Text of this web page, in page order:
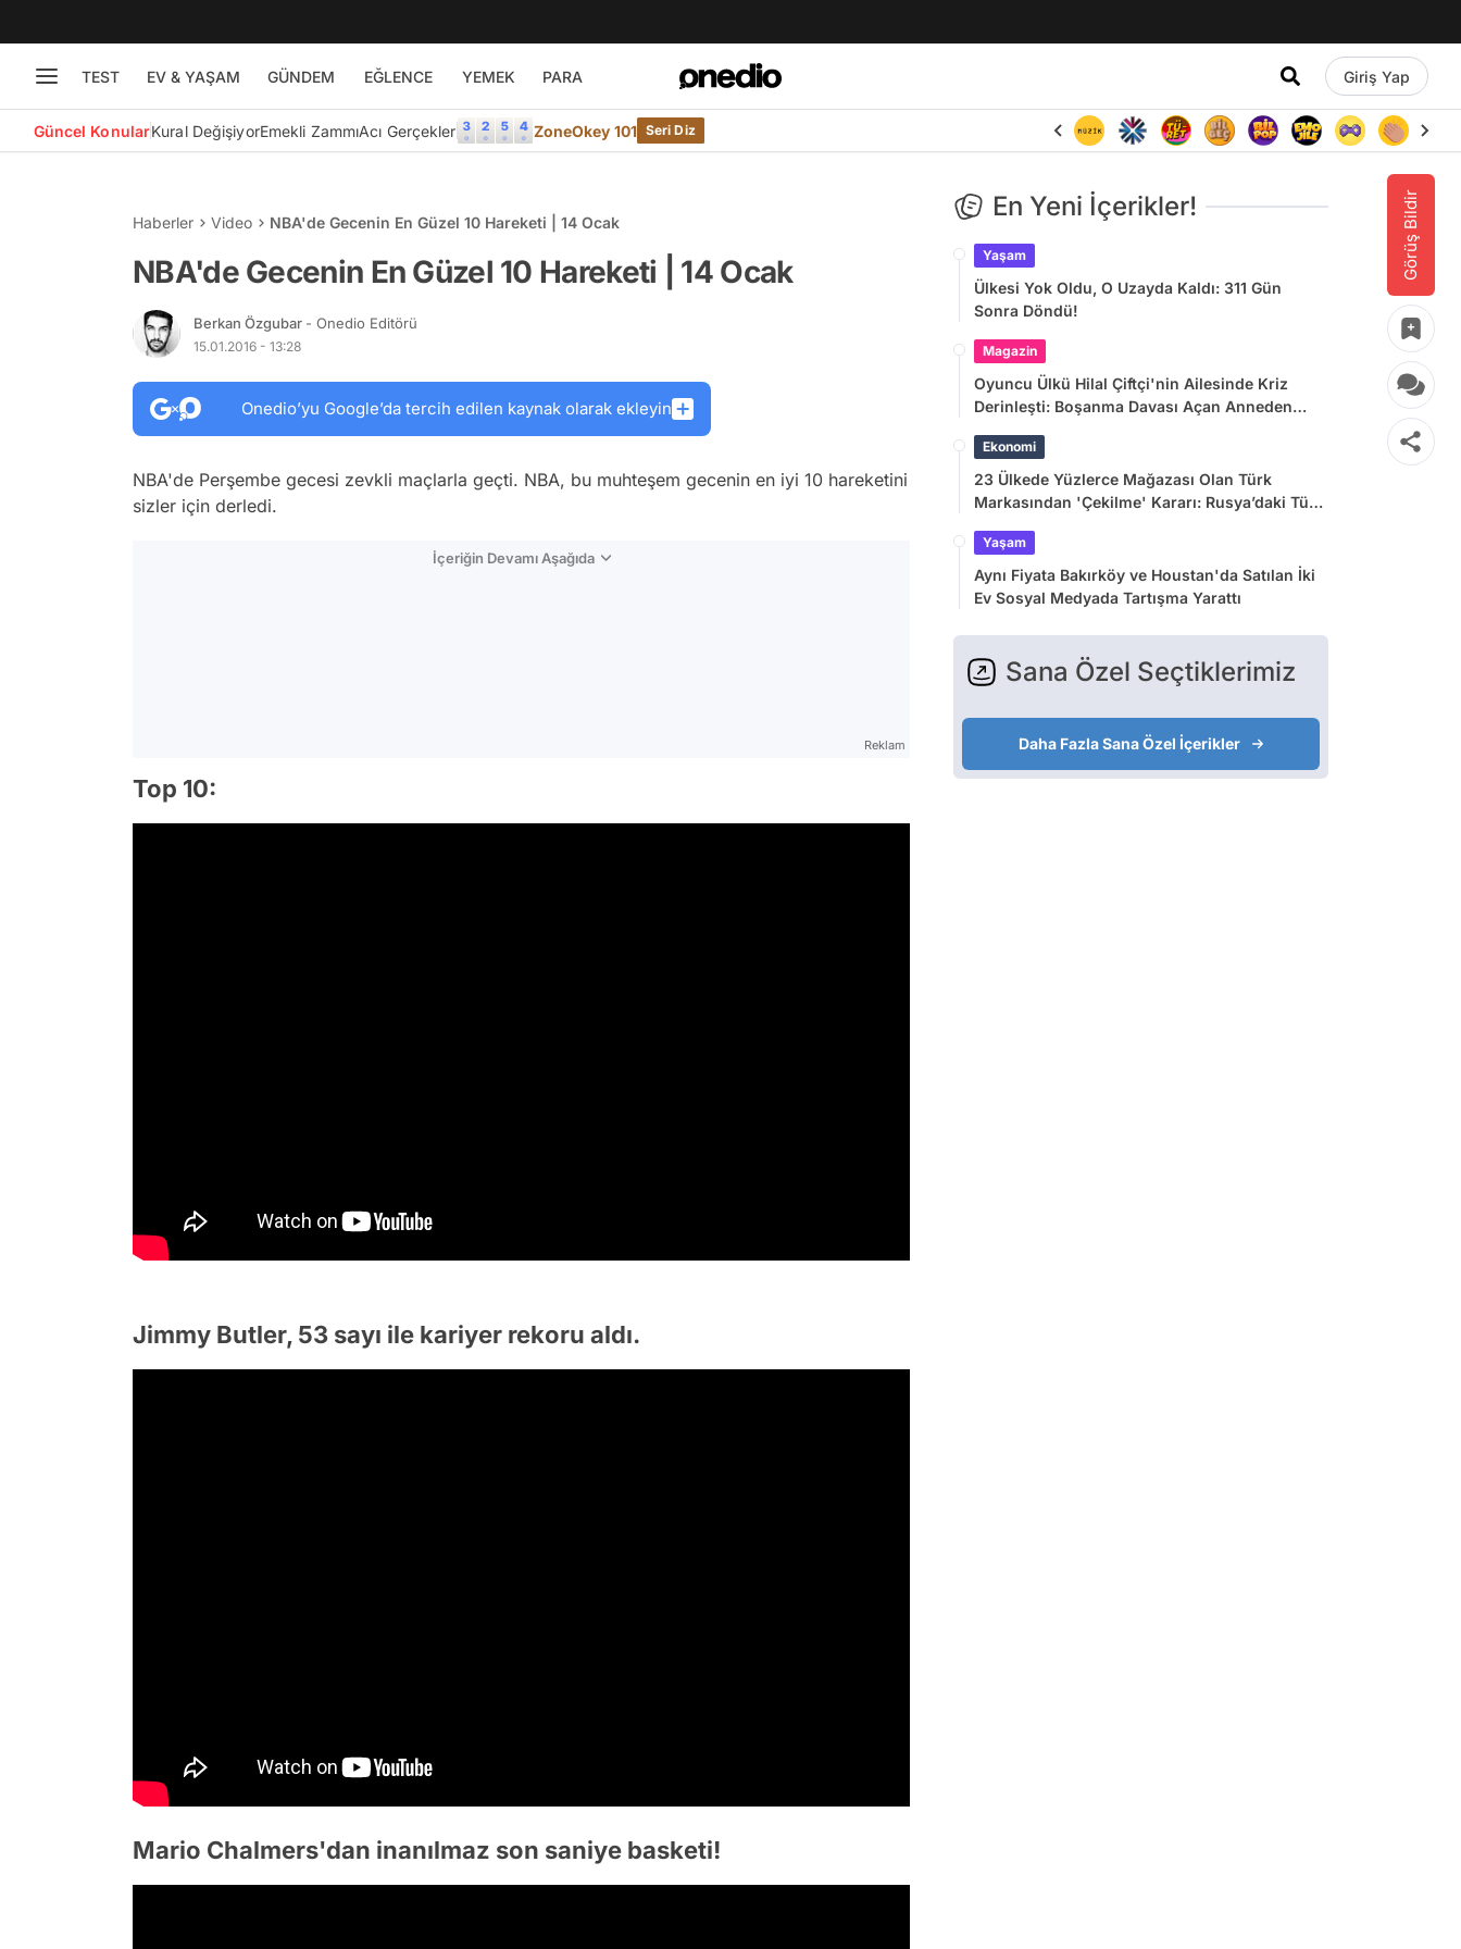
TEST EV & YAŞAM GÜNDEM EĞLENCE YEMEK PARA Giriş Yap
Güncel KonularKural DeğişiyorEmekli ZammıAcı Gerçekler ZoneOkey 101 Seri Diz
Görüş Bildir
Haberler Video NBA'de Gecenin En Güzel 10 Hareketi | 14 Ocak
NBA'de Gecenin En Güzel 10 Hareketi | 14 Ocak
Berkan Özgubar - Onedio Editörü
15.01.2016 - 13:28
Onedio’yu Google’da tercih edilen kaynak olarak ekleyin
NBA'de Perşembe gecesi zevkli maçlarla geçti. NBA, bu muhteşem gecenin en iyi 10 hareketini
sizler için derledi.
İçeriğin Devamı Aşağıda
Reklam
Top 10:
Jimmy Butler, 53 sayı ile kariyer rekoru aldı.
Mario Chalmers'dan inanılmaz son saniye basketi!
En Yeni İçerikler!
Yaşam
Ülkesi Yok Oldu, O Uzayda Kaldı: 311 Gün
Sonra Döndü!
Magazin
Oyuncu Ülkü Hilal Çiftçi'nin Ailesinde Kriz
Derinleşti: Boşanma Davası Açan Anneden
Ekonomi
23 Ülkede Yüzlerce Mağazası Olan Türk
Markasından 'Çekilme' Kararı: Rusya’daki Tüm
Yaşam
Aynı Fiyata Bakırköy ve Houstan'da Satılan İki
Ev Sosyal Medyada Tartışma Yarattı
Sana Özel Seçtiklerimiz
Daha Fazla Sana Özel İçerikler